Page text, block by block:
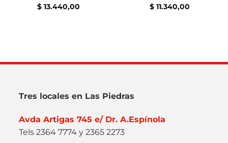
$13.440,00
$ 11.340,00
Tres locales en Las Piedras
Avda Artigas 745 e/ Dr. A.Espínola
Tels 2364 7774 y 2365 2273